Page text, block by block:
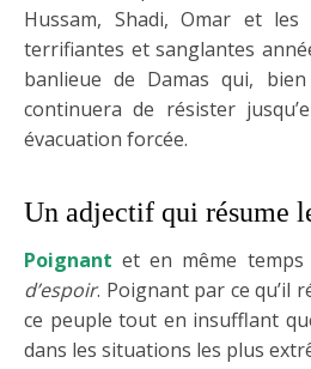
Hussam, Shadi, Omar et
terrifiantes et sanglantes
banlieue de Damas qui,
continuera de résister
évacuation forcée.
Un adjectif qui résume
Poignant et en même temps
d’espoir. Poignant par ce qu’il
ce peuple tout en insufflant
dans les situations les plus